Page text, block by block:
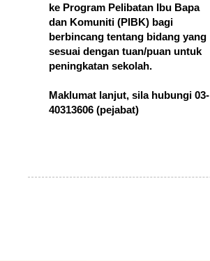
ke Program Pelibatan Ibu Bapa
dan Komuniti (PIBK) bagi
berbincang tentang bidang yang
sesuai dengan tuan/puan untuk
peningkatan sekolah.
Maklumat lanjut, sila hubungi 03-
40313606 (pejabat)